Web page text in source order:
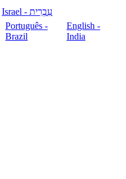
עִבְרִית - Israel
Português -
Brazil
English -
India